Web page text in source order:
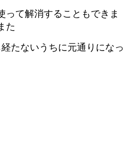
って解消することもできま
た
たないうちに元通りになっ